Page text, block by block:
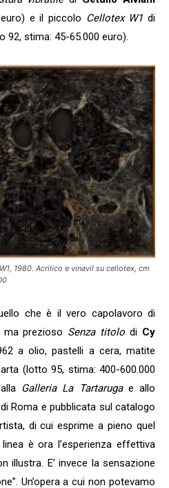
e il piccolo Cellotex W1 di
92, stima: 45-65.000 euro).
1980. Acrilico e vinavil su cellotex, cm
che è il vero capolavoro di
prezioso Senza titolo di Cy
a olio, pastelli a cera, matite
(lotto 95, stima: 400-600.000
Galleria La Tartarugae allo
Roma e pubblicata sul catalogo
di cui esprime a pieno quel
è ora l’esperienza effettiva
illustra. E’ invece la sensazione
Un’opera a cui non potevamo